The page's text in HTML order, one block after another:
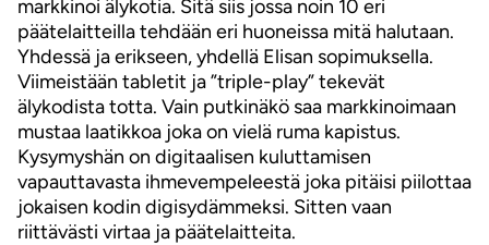
markkinoi älykotia. Sitä siis jossa noin 10 eri
päätelaitteilla tehdään eri huoneissa mitä halutaan.
Yhdessä ja erikseen, yhdellä Elisan sopimuksella.
Viimeistään tabletit ja ”triple-play” tekevät
älykodista totta. Vain putkinäkö saa markkinoimaan
mustaa laatikkoa joka on vielä ruma kapistus.
Kysymyshän on digitaalisen kuluttamisen
vapauttavasta ihmevempeleestä joka pitäisi piilottaa
jokaisen kodin digisydämmeksi. Sitten vaan
riittävästi virtaa ja päätelaitteita.